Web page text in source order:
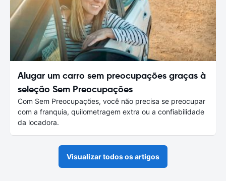
Alugar um carro sem preocupações graças à
seleção Sem Preocupações
Com Sem Preocupações, você não precisa se preocupar
com a franquia, quilometragem extra ou a confiabilidade
da locadora.
Visualizar todos os artigos